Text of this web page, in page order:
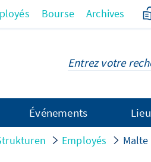
Bourse Archives
Événements
Employés Malte